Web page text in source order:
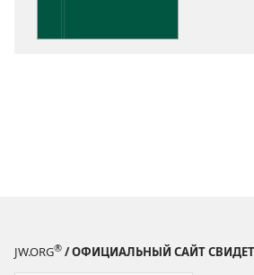
JW.ORG® / ОФИЦИАЛЬНЫЙ САЙТ